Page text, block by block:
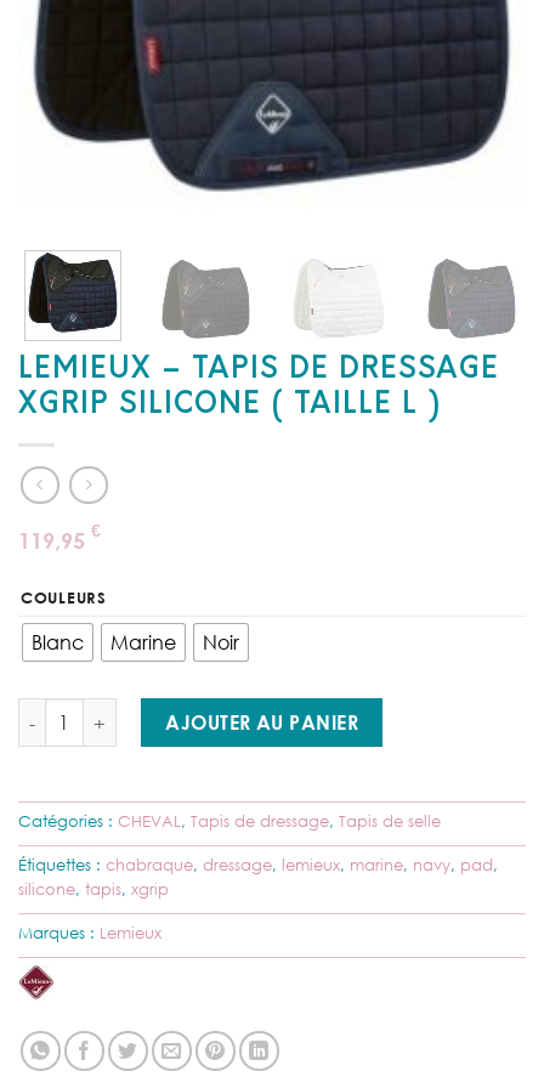
LEMIEUX – TAPIS DE DRESSAGE
XGRIP SILICONE ( TAILLE L )
119,95 €
COULEURS
Blanc Marine Noir
quantité de Lemieux - Tapis de dressage Xgrip silicone ( taille L )
AJOUTER AU PANIER
Catégories : CHEVAL , Tapis de dressage, Tapis de selle
Étiquettes : chabraque, dressage, lemieux, marine, navy, pad,
silicone, tapis, xgrip
Marques : Lemieux